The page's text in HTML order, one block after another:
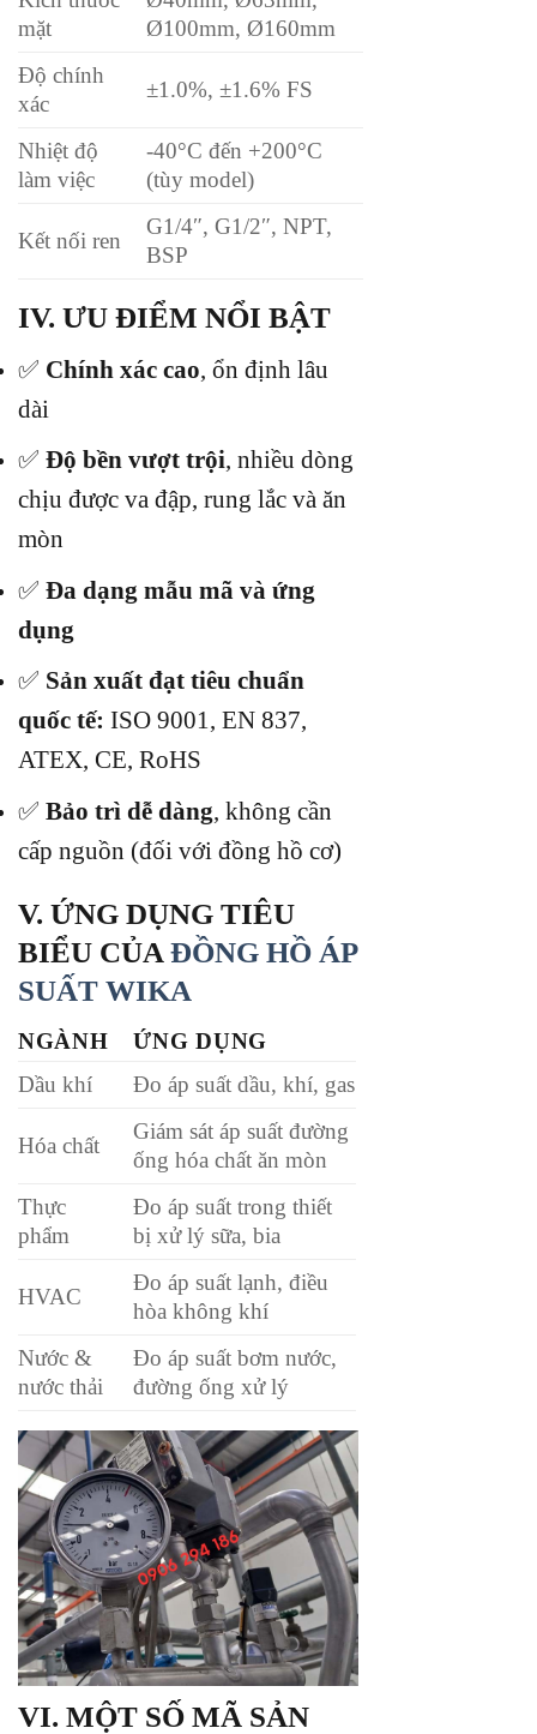
mặt
Ø100mm, Ø160mm
Độ chính
xác
±1.0%, ±1.6% FS
Nhiệt độ
làm việc
-40°C đến +200°C
(tùy model)
Kết nối ren
G1/4″, G1/2″, NPT,
BSP
IV. ƯU ĐIỂM NỔI BẬT
✅ Chính xác cao , ổn định lâu
dài
✅ Độ bền vượt trội, nhiều dòng
chịu được va đập, rung lắc và ăn
mòn
✅ Đa dạng mẫu mã và ứng
dụng
✅ Sản xuất đạt tiêu chuẩn
quốc tế: ISO 9001, EN 837,
ATEX, CE, RoHS
✅ Bảo trì dễ dàng, không cần
cấp nguồn (đối với đồng hồ cơ)
V. ỨNG DỤNG TIÊU
BIỂU CỦA ĐỒNG HỒ ÁP
SUẤT WIKA
NGÀNH
ỨNG DỤNG
Dầu khí
Đo áp suất dầu, khí, gas
Hóa chất
Giám sát áp suất đường
ống hóa chất ăn mòn
Thực
phẩm
Đo áp suất trong thiết
bị xử lý sữa, bia
HVAC
Đo áp suất lạnh, điều
hòa không khí
Nước &
nước thải
Đo áp suất bơm nước,
đường ống xử lý
VI. MỘT SỐ MÃ SẢN